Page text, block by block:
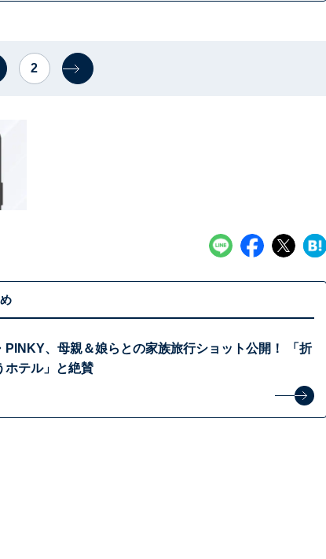
2
PINKY、母親＆娘らとの家族旅行ショット公開！ 「折
ホテル」と絶賛